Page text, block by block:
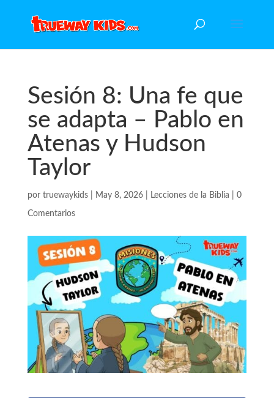
Sesión 8: Una fe que
se adapta – Pablo en
Atenas y Hudson
Taylor
por truewaykids| May 8, 2026| Lecciones de la Biblia 0
Comentarios